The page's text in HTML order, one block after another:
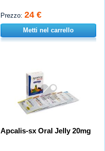
Prezzo: 24 €
Metti nel carrello
Apcalis-sx Oral Jelly 20mg